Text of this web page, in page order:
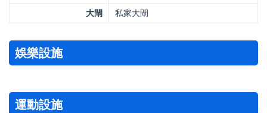
大閘
私家大閘
娛樂設施
運動設施